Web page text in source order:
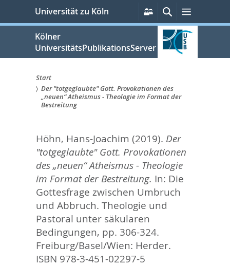
springen
Universität zu Köln
Persönliche
Services
SucheMenü
Kölner
UniversitätsPublikationsServer
Sie
hier:
Start
Der "totgeglaubte" Gott. Provokationen des
„neuen“ Atheismus - Theologie im Format der
Bestreitung
Höhn, Hans-Joachim (2019). Der
"totgeglaubte" Gott. Provokationen
des „neuen“ Atheismus - Theologie
im Format der Bestreitung. In: Die
Gottesfrage zwischen Umbruch
und Abbruch. Theologie und
Pastoral unter säkularen
Bedingungen, pp. 306-324.
Freiburg/Basel/Wien: Herder.
ISBN 978-3-451-02297-5